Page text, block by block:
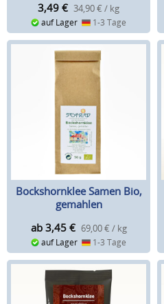
3,49 € 34,90 € / kg
auf Lager 1-3 Tage
Bockshornklee Samen Bio,
gemahlen
ab 3,45 € 69,00 € / kg
auf Lager 1-3 Tage